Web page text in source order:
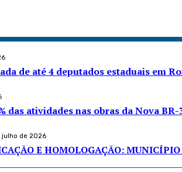
de até 4 deputados estaduais em
das atividades nas obras da Nova
julho de 2026
E HOMOLOGAÇÃO: